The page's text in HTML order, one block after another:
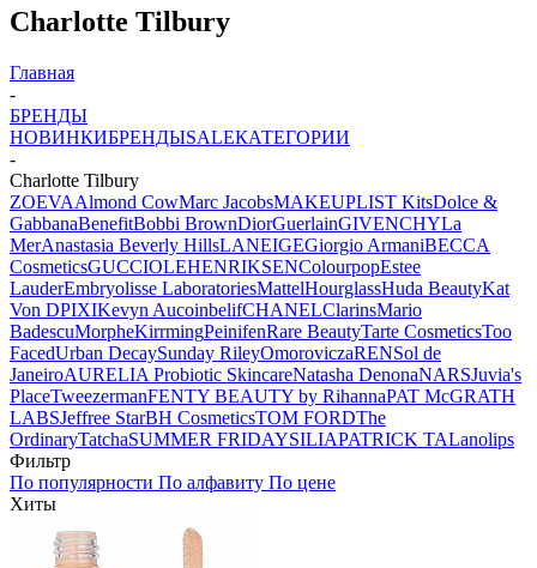
Charlotte Tilbury
Главная
-
БРЕНДЫ
НОВИНКИБРЕНДЫSALEКАТЕГОРИИ
-
Charlotte Tilbury
ZOEVAAlmond CowMarc JacobsMAKEUPLIST KitsDolce &
GabbanaBenefitBobbi BrownDiorGuerlainGIVENCHYLa
MerAnastasia Beverly HillsLANEIGEGiorgio ArmaniBECCA
CosmeticsGUCCIOLEHENRIKSENColourpopEstee
LauderEmbryolisse LaboratoriesMattelHourglassHuda BeautyKat
Von DPIXIKevyn AucoinbelifCHANELClarinsMario
BadescuMorpheKirrmingPeinifenRare BeautyTarte CosmeticsToo
FacedUrban DecaySunday RileyOmoroviczaRENSol de
JaneiroAURELIA Probiotic SkincareNatasha DenonaNARSJuvia's
PlaceTweezermanFENTY BEAUTY by RihannaPAT McGRATH
LABSJeffree StarBH CosmeticsTOM FORDThe
OrdinaryTatchaSUMMER FRIDAYSILIAPATRICK TALanolips
Фильтр
По популярности По алфавиту По цене
Хиты